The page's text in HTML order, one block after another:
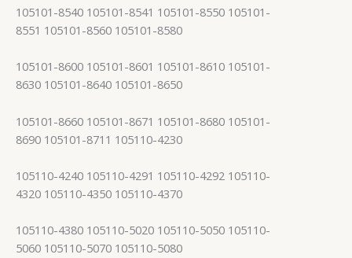
105101-8540 105101-8541 105101-8550 105101-
8551 105101-8560 105101-8580
105101-8600 105101-8601 105101-8610 105101-
8630 105101-8640 105101-8650
105101-8660 105101-8671 105101-8680 105101-
8690 105101-8711 105110-4230
105110-4240 105110-4291 105110-4292 105110-
4320 105110-4350 105110-4370
105110-4380 105110-5020 105110-5050 105110-
5060 105110-5070 105110-5080